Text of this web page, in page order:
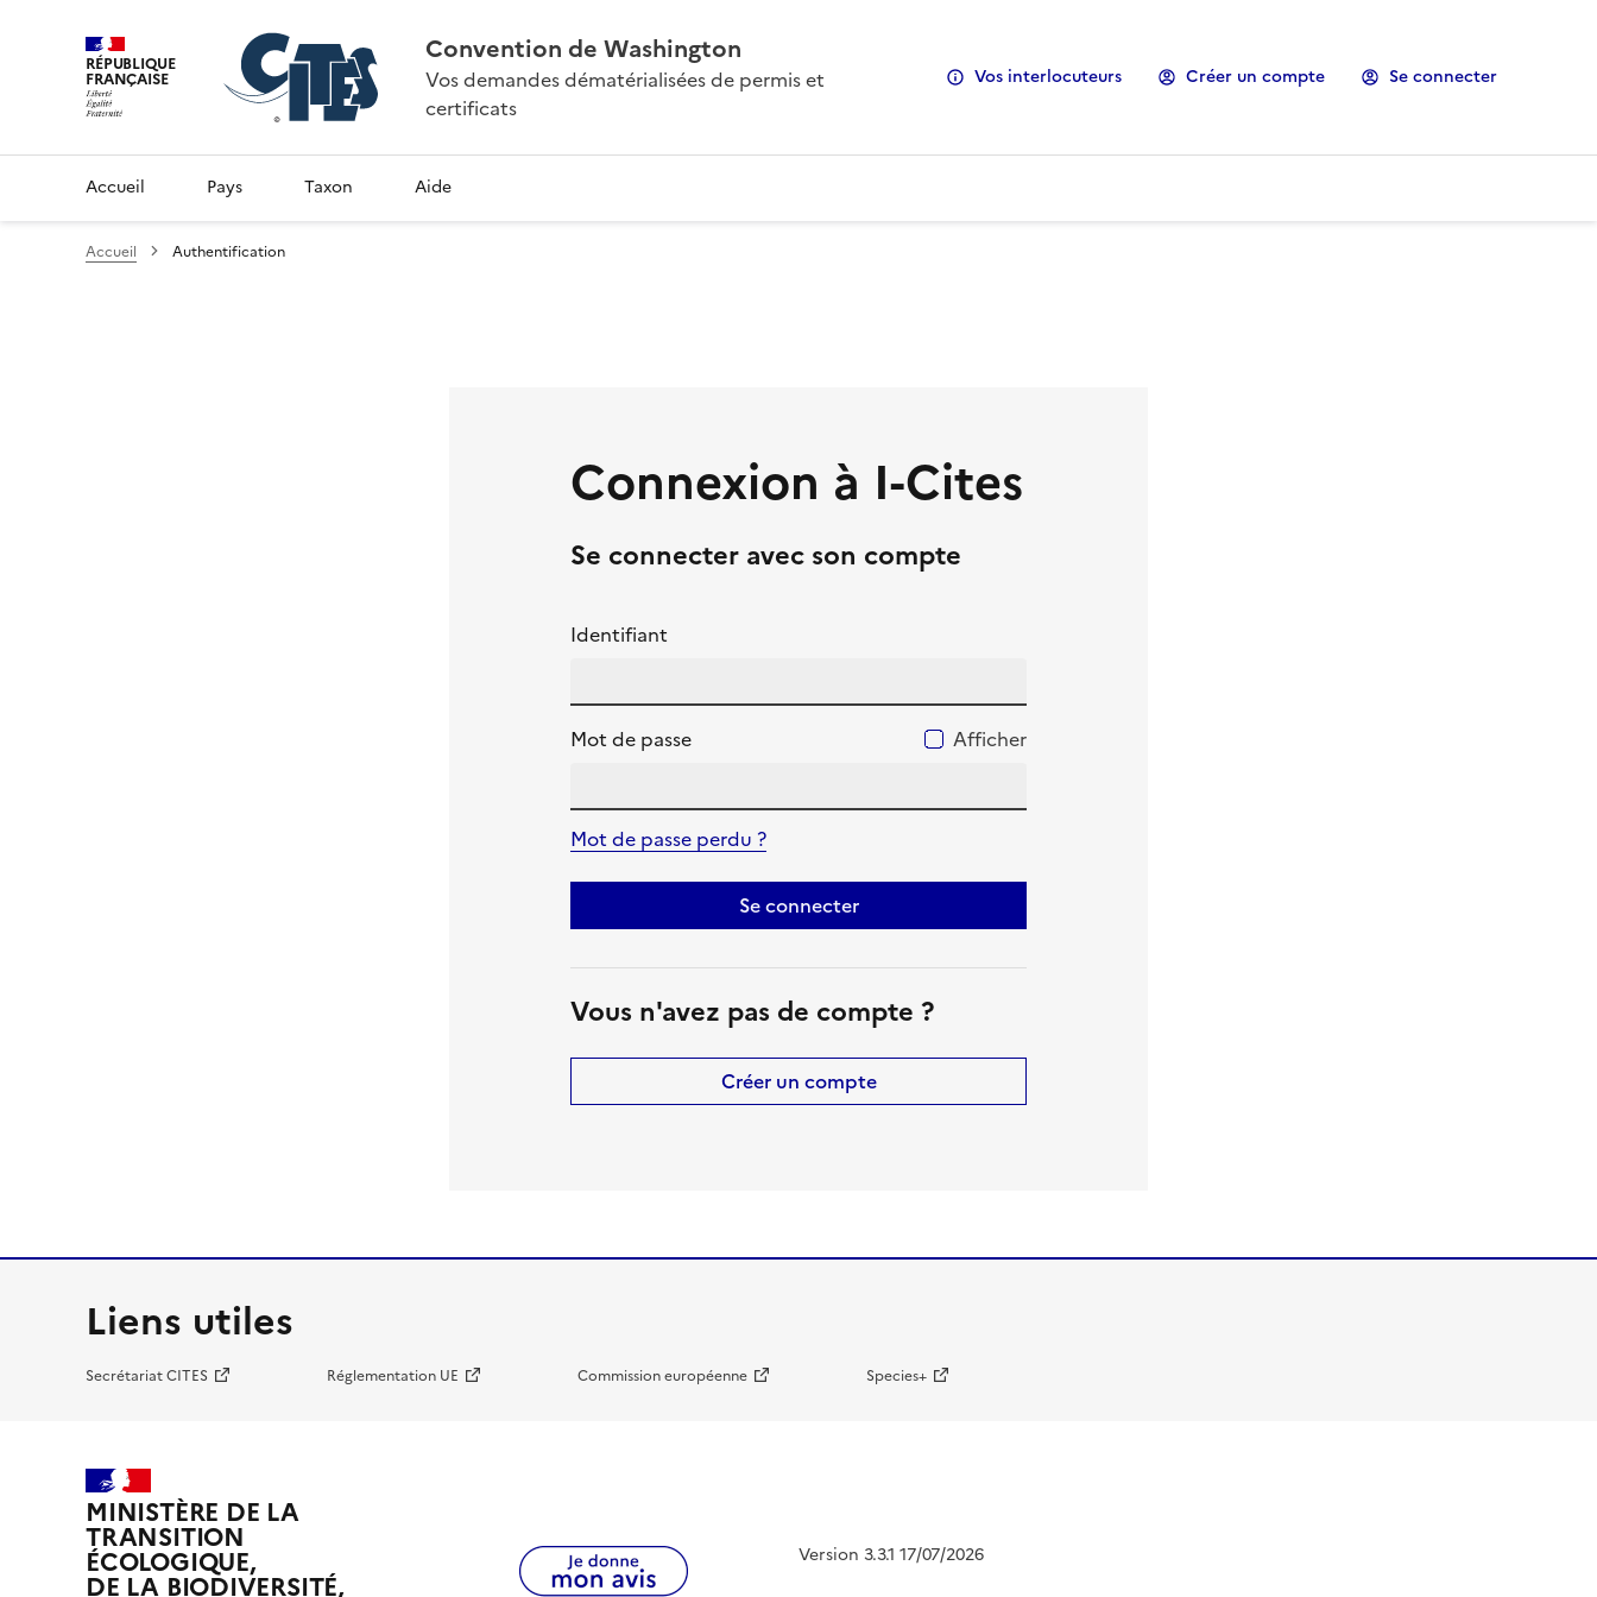
RÉPUBLIQUE
FRANÇAISE
Convention de Washington
Vos demandes dématérialisées de permis et
certificats
Vos interlocuteurs Créer un compte Se connecter
Accueil Pays Taxon Aide
Accueil Authentification
Connexion à I-Cites
Se connecter avec son compte
Identifiant
Mot de passe Afficher
Mot de passe perdu ?
Se connecter
Vous n'avez pas de compte ?
Créer un compte
Liens utiles
Secrétariat CITES Réglementation UE Commission européenne Species+
MINISTÈRE DE LA
TRANSITION
ÉCOLOGIQUE,
DE LA BIODIVERSITÉ,
Version 3.3.1 17/07/2026